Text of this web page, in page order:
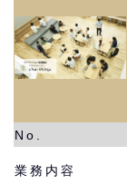
No.
業務内容